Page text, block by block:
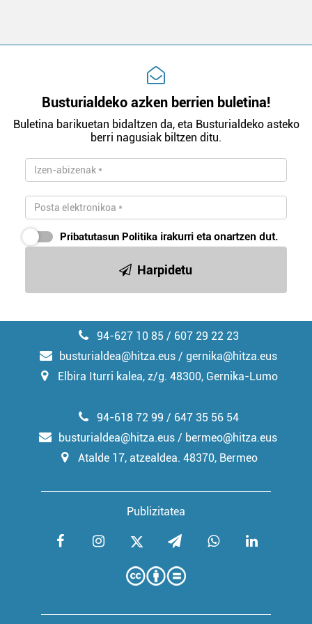
Busturialdeko azken berrien buletina!
Buletina barikuetan bidaltzen da, eta Busturialdeko asteko
berri nagusiak biltzen ditu.
Pribatutasun Politika irakurri eta onartzen dut.
Harpidetu
94-627 10 85 / 607 29 22 23
busturialdea@hitza.eus / gernika@hitza.eus
Elbira Iturri kalea, z/g. 48300, Gernika-Lumo
Publizitatea
94-618 72 99 / 647 35 56 54
busturialdea@hitza.eus / bermeo@hitza.eus
Atalde 17, atzealdea. 48370, Bermeo